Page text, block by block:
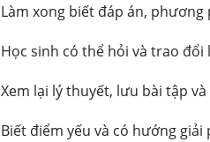
Làm xong biết đáp án, phương
Học sinh có thể hỏi và trao đổi
Xem lại lý thuyết, lưu bài tập
Biết điểm yếu và có hướng giải